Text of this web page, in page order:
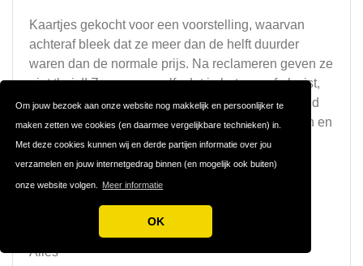
Om jouw bezoek aan onze website nog makkelijk en persoonlijker te
maken zetten we cookies (en daarmee vergelijkbare technieken) in.
Met deze cookies kunnen wij en derde partijen informatie over jou
verzamelen en jouw internetgedrag binnen (en mogelijk ook buiten)
onze website volgen. Meer informatie
OK
Kaartjes gekocht voor een voorstelling, waarvan
achteraf bleek dat ze meer dan de helft duurder
waren dan de normale prijs. Na reclameren geven ze
niet thuis!! Ze zeggen zelfs dat je het vooraf al wist,
terwijl dit achteraf was! Anders koopt toch niemand
kaartjes! Ze zullen niets doen om te compenseren en
bestuiten zichzelf! Wat een pure oplichterij!!!!!
Zwakke punten
Alles